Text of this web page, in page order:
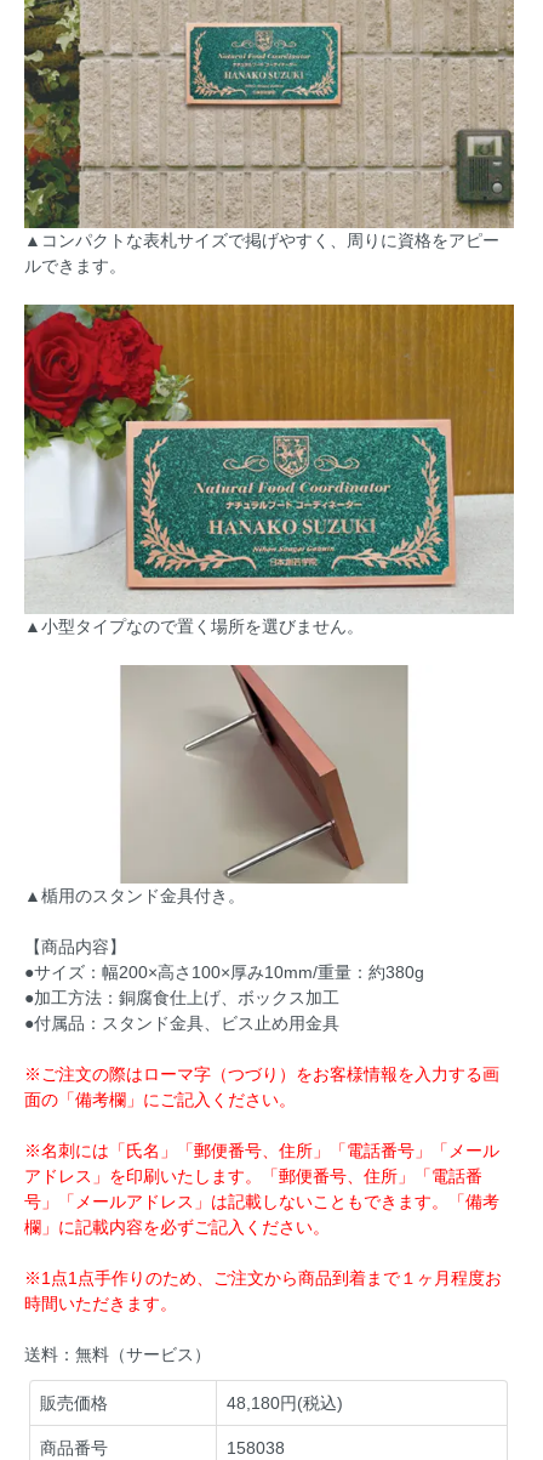
▲コンパクトな表札サイズで掲げやすく、周りに資格をアピー
ルできます。
▲小型タイプなので置く場所を選びません。
▲楯用のスタンド金具付き。
【商品内容】
●サイズ：幅200×高さ100×厚み10mm/重量：約380g
●加工方法：銅腐食仕上げ、ボックス加工
●付属品：スタンド金具、ビス止め用金具
※ご注文の際はローマ字（つづり）をお客様情報を入力する画
面の「備考欄」にご記入ください。
※名刺には「氏名」「郵便番号、住所」「電話番号」「メール
アドレス」を印刷いたします。「郵便番号、住所」「電話番
号」「メールアドレス」は記載しないこともできます。「備考
欄」に記載内容を必ずご記入ください。
※1点1点手作りのため、ご注文から商品到着まで１ヶ月程度お
時間いただきます。
送料：無料（サービス）
販売価格 48,180円(税込)
商品番号 158038